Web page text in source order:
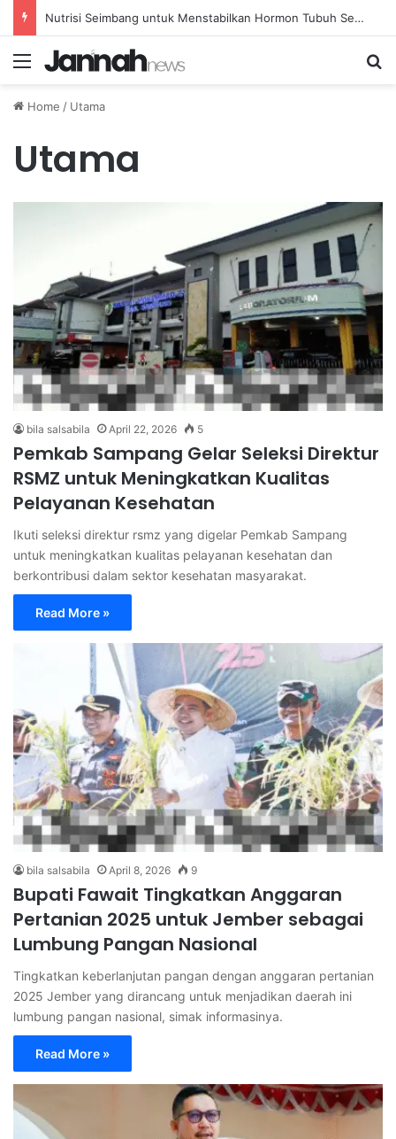
Nutrisi Seimbang untuk Menstabilkan Hormon Tubuh Secara Alami dan Aman Setiap Hari
Menu
Home / Utama
Utama
bila salsabila April 22, 2026 5
Pemkab Sampang Gelar Seleksi Direktur
RSMZ untuk Meningkatkan Kualitas
Pelayanan Kesehatan
Ikuti seleksi direktur rsmz yang digelar Pemkab Sampang
untuk meningkatkan kualitas pelayanan kesehatan dan
berkontribusi dalam sektor kesehatan masyarakat.
Read More »
bila salsabila April 8, 2026 9
Bupati Fawait Tingkatkan Anggaran
Pertanian 2025 untuk Jember sebagai
Lumbung Pangan Nasional
Tingkatkan keberlanjutan pangan dengan anggaran pertanian
2025 Jember yang dirancang untuk menjadikan daerah ini
lumbung pangan nasional, simak informasinya.
Read More »